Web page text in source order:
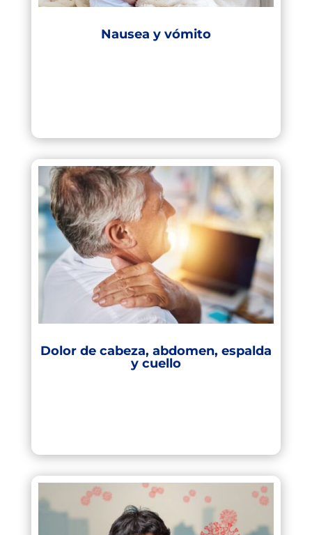
Nausea y vómito
Dolor de cabeza, abdomen, espalda
y cuello